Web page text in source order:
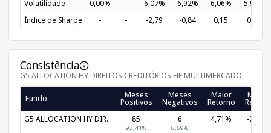
Volatilidade
0,00% - 6,07% 6,92% 6,06%
5,98%
Índice de Sharpe
- - -2,79 -0,84 0,15 0,44
Consistência
G5 ALLOCATION HY DIREITOS CREDITÓRIOS FIF MULTIMERCADO
Fundo Meses
Positivos
Meses
Negativos
Maior
Retorno
Menor
G5 ALLOCATION HY DIR... 85
93,41%
6
6,59%
4,71% -2,37%